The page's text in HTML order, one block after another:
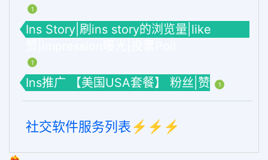
1
Ins Story|刷ins story的浏览量|like
1
Ins推广 【美国USA套餐】 粉丝|赞 1
社交软件服务列表⚡️⚡️⚡️